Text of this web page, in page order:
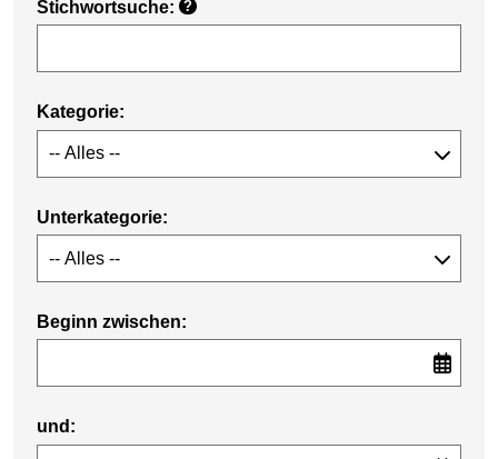
Stichwortsuche: ?
Kategorie:
Unterkategorie:
Beginn zwischen:
und: